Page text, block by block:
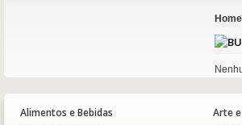
Home
Alimentos e Bebidas Arte